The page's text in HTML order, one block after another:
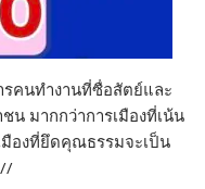
คนทำงานที่ซื่อสัตย์และ
น มากกว่าการเมืองที่เน้น
มืองที่ยึดคุณธรรมจะเป็น